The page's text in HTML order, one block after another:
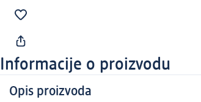
Informacije o proizvodu
Opis proizvoda